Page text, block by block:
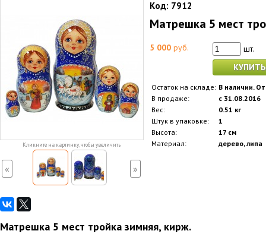
Кликните на картинку, чтобы увеличить
« »
Код: 7912
Матрешка 5 мест
5 000 руб.
шт.
Остаток на складе: В наличии.
В продаже:
с 31.08.2016
Вес:
0.51 кг
Штук в упаковке:
1
Высота:
17 см
Материал:
дерево, липа
Матрешка 5 мест тройка зимняя, кирж.